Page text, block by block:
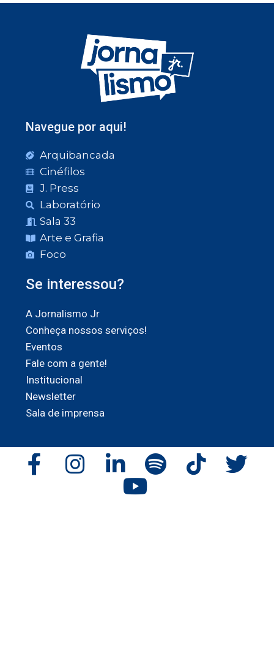
Navegue por aqui!
Arquibancada
Cinéfilos
J. Press
Laboratório
Sala 33
Arte e Grafia
Foco
Se interessou?
A Jornalismo Jr
Conheça nossos serviços!
Eventos
Fale com a gente!
Institucional
Newsletter
Sala de imprensa